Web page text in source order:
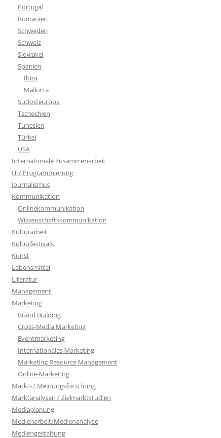
Portugal
Rumänien
Schweden
Schweiz
Slowakei
Spanien
Ibiza
Mallorca
Südosteuropa
Tschechien
Tunesien
Türkei
USA
Internationale Zusammenarbeit
IT / Programmierung
Journalismus
Kommunikation
Onlinekommunikation
Wissenschaftskommunikation
Kulturarbeit
Kulturfestivals
Kunst
Lebensmittel
Literatur
Management
Marketing
Brand Building
Cross-Media Marketing
Eventmarketing
Internationales Marketing
Marketing Resource Management
Online-Marketing
Markt- / Meinungsforschung
Marktanalysen / Zielmarktstudien
Mediaplanung
Medienarbeit/Medienanalyse
Mediengestaltung